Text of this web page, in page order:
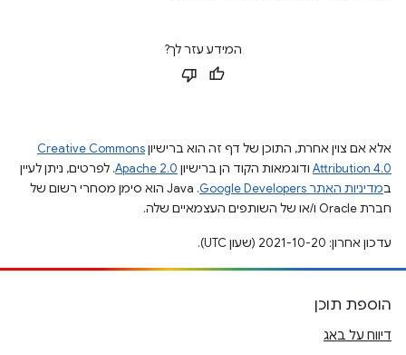
המידע עזר לך?
אלא אם צוין אחרת, התוכן של דף זה הוא ברישיוןCreative Commons
Attribution 4.0 ודוגמאות הקוד הן ברישיון Apache 2.0. לפרטים, ניתן לעיין
במדיניות האתר Google Developers‏
.‏ Java הוא סימן מסחרי רשום של
חברת Oracle ו/או של השותפים העצמאיים שלה.
עדכון אחרון: 2021-10-20 (שעון UTC).
הוספת תוכן
דיווח על באג